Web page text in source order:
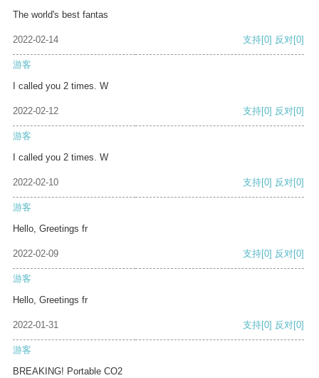
The world's best fantas
2022-02-14 支持[0] 反对[0]
游客
I called you 2 times. W
2022-02-12 支持[0] 反对[0]
游客
I called you 2 times. W
2022-02-10 支持[0] 反对[0]
游客
Hello, Greetings fr
2022-02-09 支持[0] 反对[0]
游客
Hello, Greetings fr
2022-01-31 支持[0] 反对[0]
游客
BREAKING! Portable CO2